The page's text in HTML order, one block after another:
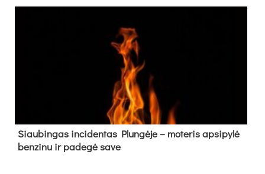
Siau­bin­gas in­ci­den­tas Plun­gė­je – mo­te­ris ap­si­py­lė
ben­zi­nu ir pa­de­gė sa­ve